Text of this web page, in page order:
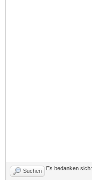
Suchen Es bedanken sich: